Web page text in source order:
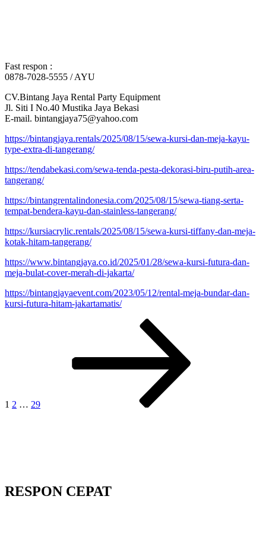
Fast respon :
0878-7028-5555 / AYU
CV.Bintang Jaya Rental Party Equipment
Jl. Siti I No.40 Mustika Jaya Bekasi
E-mail. bintangjaya75@yahoo.com
https://bintangjaya.rentals/2025/08/15/sewa-kursi-dan-meja-kayu-
type-extra-di-tangerang/
https://tendabekasi.com/sewa-tenda-pesta-dekorasi-biru-putih-area-
tangerang/
https://bintangrentalindonesia.com/2025/08/15/sewa-tiang-serta-
tempat-bendera-kayu-dan-stainless-tangerang/
https://kursiacrylic.rentals/2025/08/15/sewa-kursi-tiffany-dan-meja-
kotak-hitam-tangerang/
https://www.bintangjaya.co.id/2025/01/28/sewa-kursi-futura-dan-
meja-bulat-cover-merah-di-jakarta/
https://bintangjayaevent.com/2023/05/12/rental-meja-bundar-dan-
kursi-futura-hitam-jakartamatis/
1 2 … 29
RESPON CEPAT